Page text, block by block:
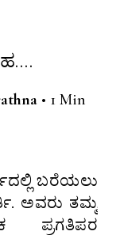
• 1 Min
ಅವರು ತಮ್ಮ
ಪ್ರಗತಿಪರ